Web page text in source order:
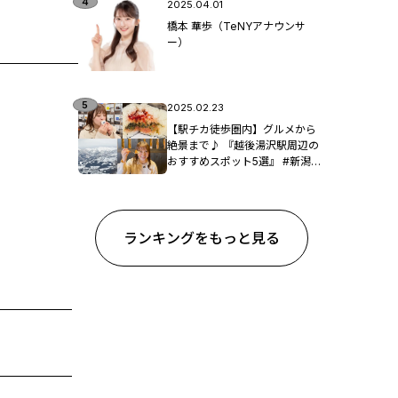
2025.04.01
橋本 華歩（TeNYアナウンサ
ー）
2025.02.23
【駅チカ徒歩圏内】グルメから
絶景まで♪ 『越後湯沢駅周辺の
おすすめスポット5選』 #新潟観
ランキングをもっと見る